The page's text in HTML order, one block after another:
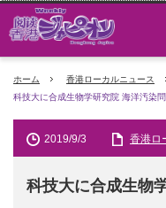
ホーム
香港ローカルニュース
科技大に合成生物学研究院 海洋汚染
2019/9/3 香港ロ
科技大に合成生物